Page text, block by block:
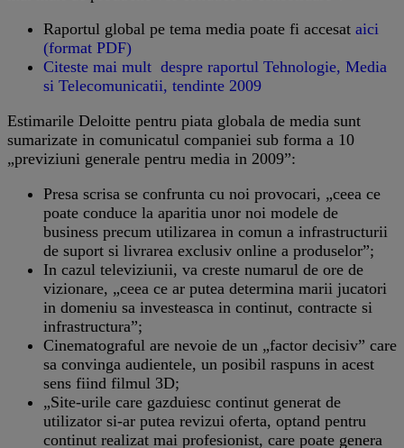
Raportul global pe tema media poate fi accesat aici
(format PDF)
Citeste mai mult despre raportul Tehnologie, Media
si Telecomunicatii, tendinte 2009
Estimarile Deloitte pentru piata globala de media sunt
sumarizate in comunicatul companiei sub forma a 10
„previziuni generale pentru media in 2009”:
Presa scrisa se confrunta cu noi provocari, „ceea ce
poate conduce la aparitia unor noi modele de
business precum utilizarea in comun a infrastructurii
de suport si livrarea exclusiv online a produselor”;
In cazul televiziunii, va creste numarul de ore de
vizionare, „ceea ce ar putea determina marii jucatori
in domeniu sa investeasca in continut, contracte si
infrastructura”;
Cinematograful are nevoie de un „factor decisiv” care
sa convinga audientele, un posibil raspuns in acest
sens fiind filmul 3D;
„Site-urile care gazduiesc continut generat de
utilizator si-ar putea revizui oferta, optand pentru
continut realizat mai profesionist, care poate genera